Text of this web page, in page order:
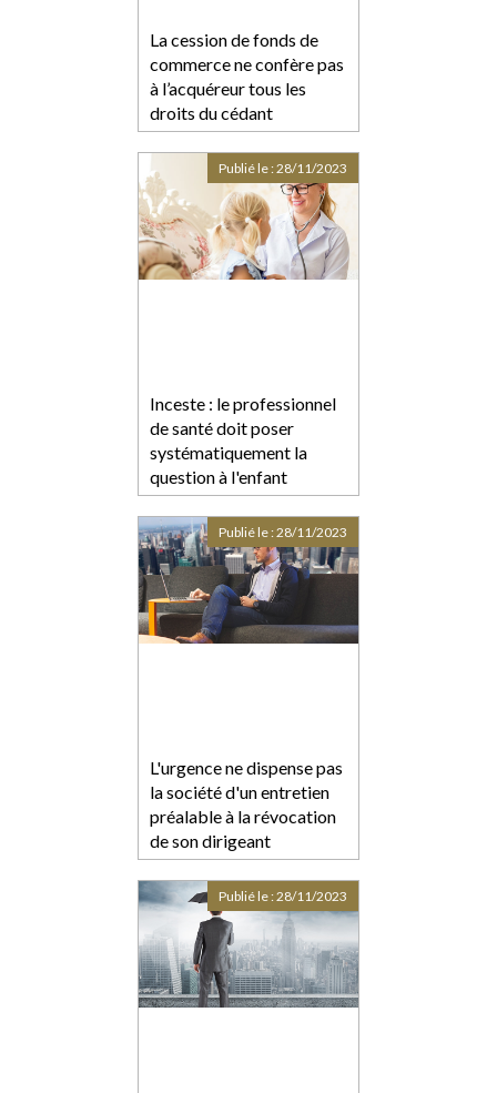
La cession de fonds de
commerce ne confère pas
à l’acquéreur tous les
droits du cédant
Inceste : le professionnel
de santé doit poser
systématiquement la
question à l'enfant
Publié le :28/11/2023
L'urgence ne dispense pas
la société d'un entretien
préalable à la révocation
de son dirigeant
Publié le :28/11/2023
Publié le :28/11/2023